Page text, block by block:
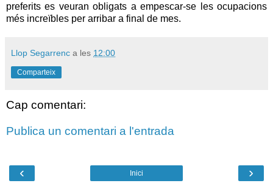
preferits es veuran obligats a empescar-se les ocupacions
més increïbles per arribar a final de mes.
Llop Segarrenc a les 12:00
Comparteix
Cap comentari:
Publica un comentari a l'entrada
‹ ›
Inici